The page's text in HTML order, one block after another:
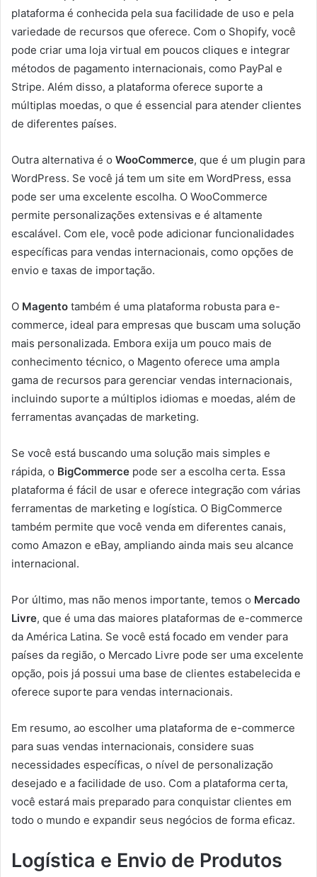
plataforma é conhecida pela sua facilidade de uso e pela
variedade de recursos que oferece. Com o Shopify, você
pode criar uma loja virtual em poucos cliques e integrar
métodos de pagamento internacionais, como PayPal e
Stripe. Além disso, a plataforma oferece suporte a
múltiplas moedas, o que é essencial para atender clientes
de diferentes países.
Outra alternativa é o WooCommerce, que é um plugin para
WordPress. Se você já tem um site em WordPress, essa
pode ser uma excelente escolha. O WooCommerce
permite personalizações extensivas e é altamente
escalável. Com ele, você pode adicionar funcionalidades
específicas para vendas internacionais, como opções de
envio e taxas de importação.
O Magento também é uma plataforma robusta para e-
commerce, ideal para empresas que buscam uma solução
mais personalizada. Embora exija um pouco mais de
conhecimento técnico, o Magento oferece uma ampla
gama de recursos para gerenciar vendas internacionais,
incluindo suporte a múltiplos idiomas e moedas, além de
ferramentas avançadas de marketing.
Se você está buscando uma solução mais simples e
rápida, o BigCommerce pode ser a escolha certa. Essa
plataforma é fácil de usar e oferece integração com várias
ferramentas de marketing e logística. O BigCommerce
também permite que você venda em diferentes canais,
como Amazon e eBay, ampliando ainda mais seu alcance
internacional.
Por último, mas não menos importante, temos o Mercado
Livre, que é uma das maiores plataformas de e-commerce
da América Latina. Se você está focado em vender para
países da região, o Mercado Livre pode ser uma excelente
opção, pois já possui uma base de clientes estabelecida e
oferece suporte para vendas internacionais.
Em resumo, ao escolher uma plataforma de e-commerce
para suas vendas internacionais, considere suas
necessidades específicas, o nível de personalização
desejado e a facilidade de uso. Com a plataforma certa,
você estará mais preparado para conquistar clientes em
todo o mundo e expandir seus negócios de forma eficaz.
Logística e Envio de Produtos